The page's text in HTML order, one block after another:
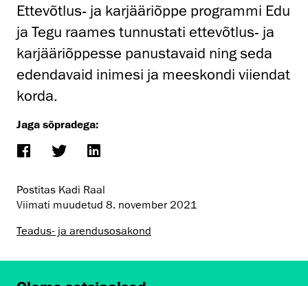
Ettevõtlus- ja karjääriõppe programmi Edu
ja Tegu raames tunnustati ettevõtlus- ja
karjääriõppesse panustavaid ning seda
edendavaid inimesi ja meeskondi viiendat
korda.
Jaga sõpradega:
Postitas Kadi Raal
Viimati muudetud 8. november 2021
Teadus- ja arendusosakond